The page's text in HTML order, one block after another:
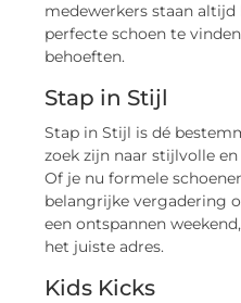
medewerkers staan
perfecte schoen te
behoeften.
Stap in Stijl
Stap in Stijl is dé
zoek zijn naar stijlvolle
Of je nu formele
belangrijke vergadering
een ontspannen
het juiste adres.
Kids Kicks